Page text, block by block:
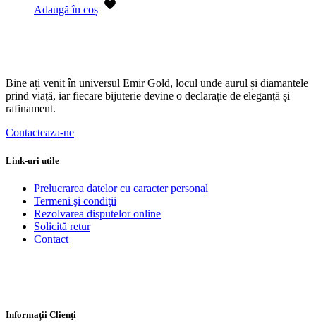
Adaugă în coș
Bine ați venit în universul Emir Gold, locul unde aurul și diamantele
prind viață, iar fiecare bijuterie devine o declarație de eleganță și
rafinament.
Contacteaza-ne
Link-uri utile
Prelucrarea datelor cu caracter personal
Termeni şi condiţii
Rezolvarea disputelor online
Solicită retur
Contact
Informații Clienţi